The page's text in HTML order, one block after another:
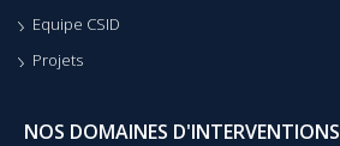
Equipe CSID
Projets
NOS DOMAINES D'INTERVENTIONS